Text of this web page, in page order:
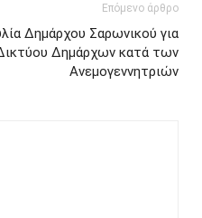
Επόμενο άρθρο
Δημάρχου Σαρωνικού για
Δημάρχων κατά των
Ανεμογεννητριών